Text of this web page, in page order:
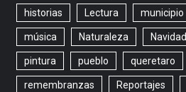
historias Lectura municipio
música Naturaleza Navidad
pintura pueblo queretaro
remembranzas Reportajes